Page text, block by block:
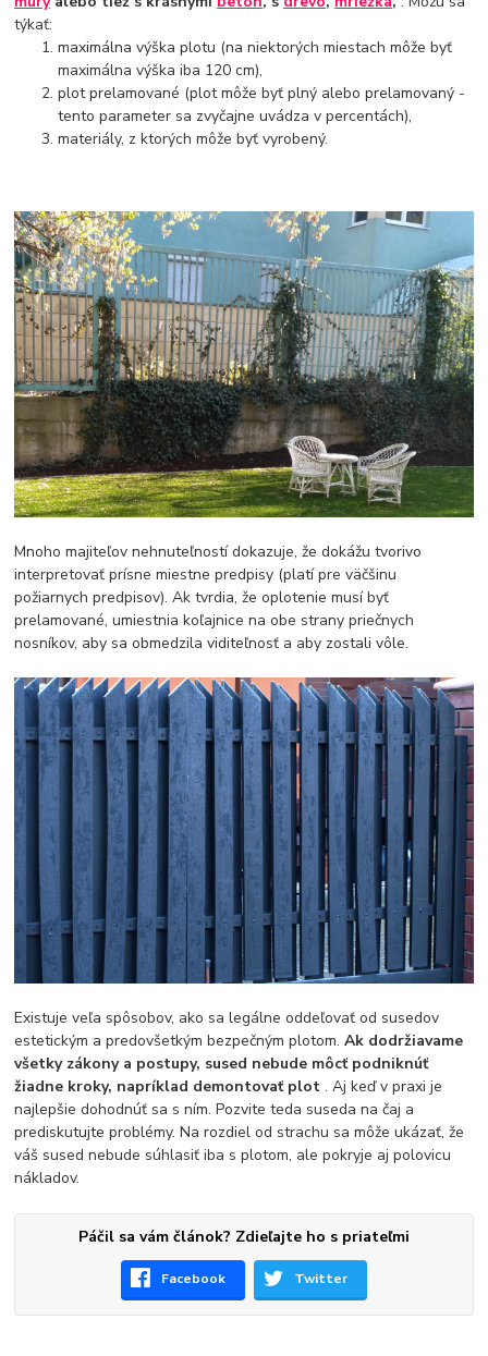
týkať:
maximálna výška plotu (na niektorých miestach môže byť
maximálna výška iba 120 cm),
plot prelamované (plot môže byť plný alebo prelamovaný -
tento parameter sa zvyčajne uvádza v percentách),
materiály, z ktorých môže byť vyrobený.
Mnoho majiteľov nehnuteľností dokazuje, že dokážu tvorivo
interpretovať prísne miestne predpisy (platí pre väčšinu
požiarnych predpisov). Ak tvrdia, že oplotenie musí byť
prelamované, umiestnia koľajnice na obe strany priečnych
nosníkov, aby sa obmedzila viditeľnosť a aby zostali vôle.
Existuje veľa spôsobov, ako sa legálne oddeľovať od susedov
estetickým a predovšetkým bezpečným plotom.Ak dodržiavame
všetky zákony a postupy, sused nebude môcť podniknúť
žiadne kroky, napríklad demontovať plot. Aj keď v praxi je
najlepšie dohodnúť sa s ním. Pozvite teda suseda na čaj a
prediskutujte problémy. Na rozdiel od strachu sa môže ukázať, že
váš sused nebude súhlasiť iba s plotom, ale pokryje aj polovicu
nákladov.
Páčil sa vám článok? Zdieľajte ho s priateľmi
Facebook Twitter